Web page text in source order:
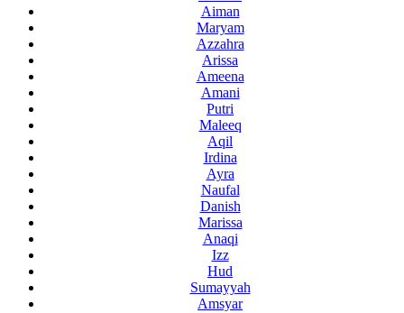
Aiman
Maryam
Azzahra
Arissa
Ameena
Amani
Putri
Maleeq
Aqil
Irdina
Ayra
Naufal
Danish
Marissa
Anaqi
Izz
Hud
Sumayyah
Amsyar